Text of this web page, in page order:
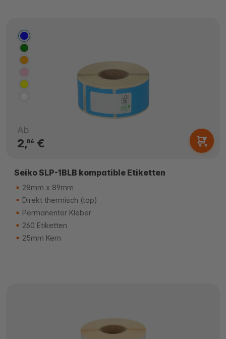
Ab
2,86 €
Seiko SLP-1BLB kompatible Etiketten
28mm x 89mm
Direkt thermisch (top)
Permanenter Kleber
260 Etiketten
25mm Kern